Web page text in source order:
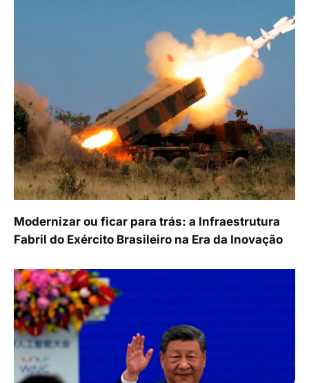
Modernizar ou ficar para trás: a Infraestrutura
Fabril do Exército Brasileiro na Era da Inovação